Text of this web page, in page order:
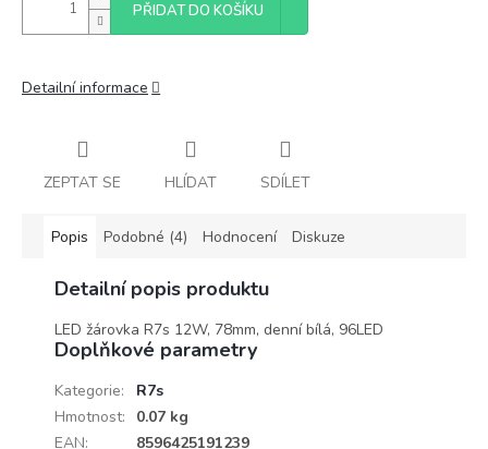
PŘIDAT DO KOŠÍKU
Detailní informace
ZEPTAT SE HLÍDAT SDÍLET
Popis Podobné (4) Hodnocení Diskuze
Detailní popis produktu
LED žárovka R7s 12W, 78mm, denní bílá, 96LED
Doplňkové parametry
Kategorie:
R7s
Hmotnost:
0.07 kg
EAN: 8596425191239